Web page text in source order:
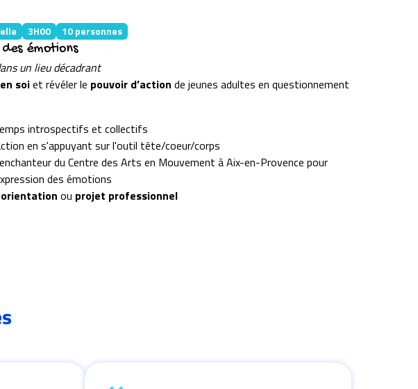
3H00 10 personnes
émotions​
un lieu décadrant​
soiet révéler le pouvoir d’action de jeunes adultes en questionnement​
introspectifs et collectifs
en s'appuyant sur l'outil tête/coeur/corps​
du Centre des Arts en Mouvement à Aix-en-Provence pour
des émotions​
orientation ou projet professionnel​